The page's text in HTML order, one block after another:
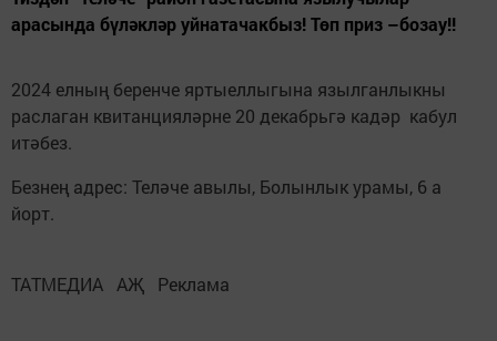
арасында бүләкләр уйнатачакбыз! Төп приз –бозау!!
2024 елның беренче яртыеллыгына язылганлыкны
раслаган квитанцияләрне 20 декабрьгә кадәр кабул
итәбез.
Безнең адрес: Теләче авылы, Болынлык урамы, 6 а
йорт.
ТАТМЕДИА АҖ Реклама